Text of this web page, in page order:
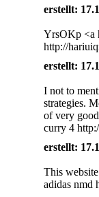
erstellt:
YrsOKp <a
http://
erstellt:
I not to
strategies.
of very
curry 4
erstellt:
This
adidas nmd